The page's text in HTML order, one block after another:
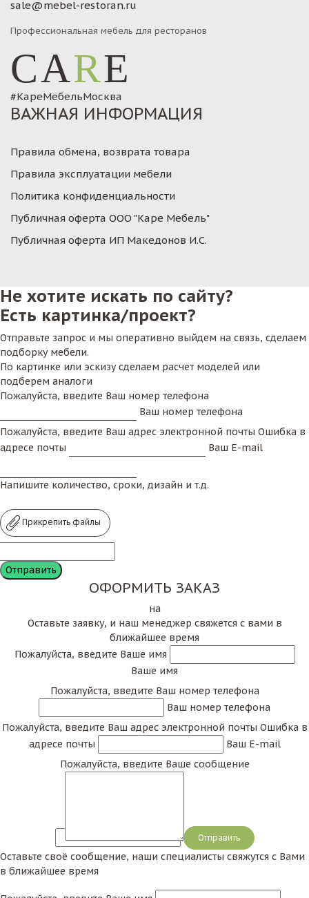
sale@mebel-restoran.ru
Профессиональная мебель для ресторанов
CARE
#КареМебельМосква
ВАЖНАЯ ИНФОРМАЦИЯ
Правила обмена, возврата товара
Правила эксплуатации мебели
Политика конфиденциальности
Публичная оферта ООО "Каре Мебель"
Публичная оферта ИП Македонов И.С.
Не хотите искать по сайту?
Есть картинка/проект?
Отправьте запрос и мы оперативно выйдем на связь, сделаем
подборку мебели.
По картинке или эскизу сделаем расчет моделей или
подберем аналоги
Пожалуйста, введите Ваш номер телефона
Ваш номер телефона
Пожалуйста, введите Ваш адрес электронной почты Ошибка в
адресе почты
Ваш E-mail
Напишите количество, сроки, дизайн и т.д.
Прикрепить файлы
ОФОРМИТЬ ЗАКАЗ
на
Оставьте заявку, и наш менеджер свяжется с вами в
ближайшее время
Пожалуйста, введите Ваше имя
Ваше имя
Пожалуйста, введите Ваш номер телефона
Ваш номер телефона
Пожалуйста, введите Ваш адрес электронной почты Ошибка в
адресе почты
Ваш E-mail
Пожалуйста, введите Ваше сообщение
Сообщение
Оставьте своё сообщение, наши специалисты свяжутся с Вами
в ближайшее время